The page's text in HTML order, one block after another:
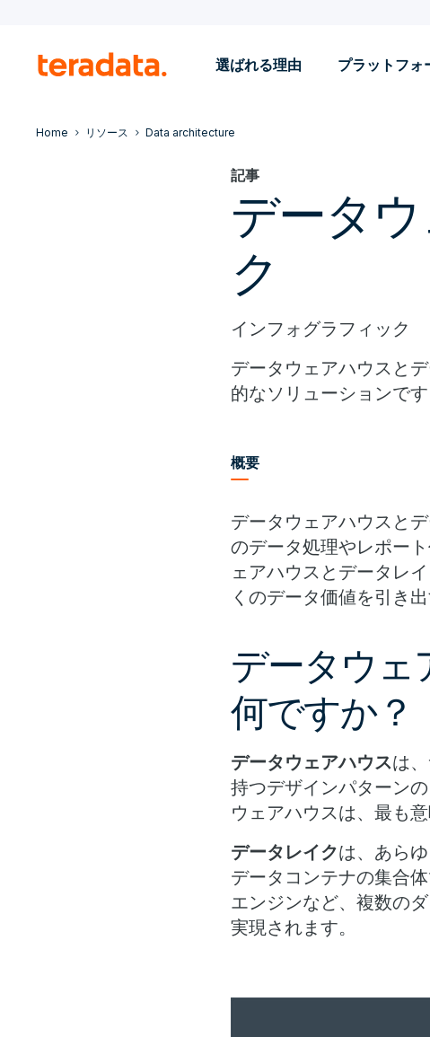
選ばれる理由 プラットフォ
Home リソース Data architecture
記事
データ
ク
インフォグラフィック
データウェアハウスと
的なソリューションです
概要
データウェアハウスと
のデータ処理やレポー
ェアハウスとデータレ
くのデータ価値を引き
データウェ
何ですか？
データウェアハウスは
持つデザインパターン
ウェアハウスは、最も
データレイクは、あら
データコンテナの集合
エンジンなど、複数の
実現されます。